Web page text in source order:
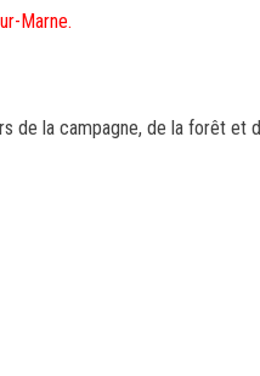
Marne.
de la campagne, de la forêt et